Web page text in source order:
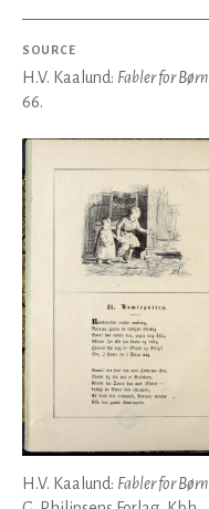
SOURCE
H.V. Kaalund: Fabler for Børn
66.
H.V. Kaalund: Fabler for Børn